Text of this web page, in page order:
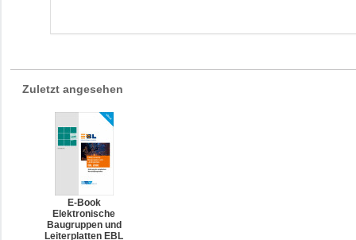
Zuletzt angesehen
E-Book
Elektronische
Baugruppen und
Leiterplatten EBL